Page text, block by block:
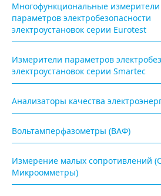
Многофункциональные измерители
параметров электробезопасности
электроустановок серии Eurotest
Измерители параметров
электроустановок серии Smartec
Анализаторы качества
Вольтамперфазометры (ВАФ)
Измерение малых сопротивлений
Микроомметры)